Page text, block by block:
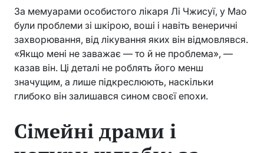
За мемуарами особистого лікаря Лі Чжисуї, у Мао
були проблеми зі шкірою, воші і навіть венеричні
захворювання, від лікування яких він відмовлявся.
«Якщо мені не заважає — то й не проблема», —
казав він. Ці деталі не роблять його менш
значущим, а лише підкреслюють, наскільки
глибоко він залишався сином своєї епохи.
Сімейні драми і